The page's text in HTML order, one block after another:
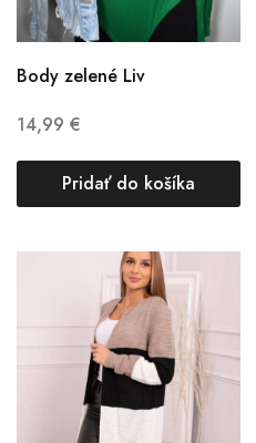
Body zelené Liv
14,99 €
Pridať do košíka